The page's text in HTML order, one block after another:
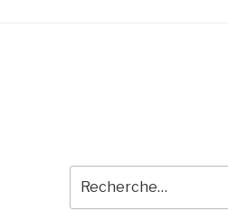
pour